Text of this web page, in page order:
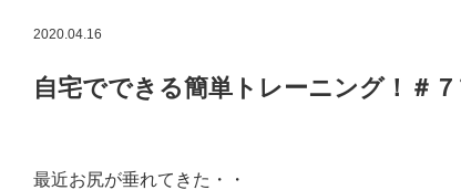
2020.04.16
自宅でできる簡単トレーニング！＃
最近お尻が垂れてきた・・